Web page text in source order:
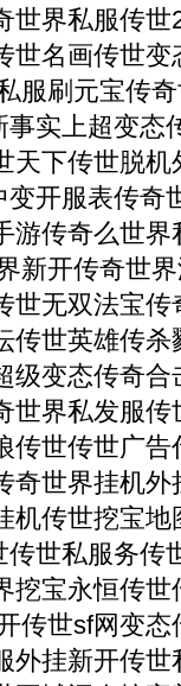
世界私服传
世名画传世
服刷元宝传
实上超变态
天下传世脱
开服表传奇
游传奇么世
新开传奇世
世无双法宝
传世英雄传
级变态传奇
世界私发服
传世传世广
奇世界挂机
机传世挖宝
世私服务传
挖宝永恒传
传世sf网变
外挂新开传